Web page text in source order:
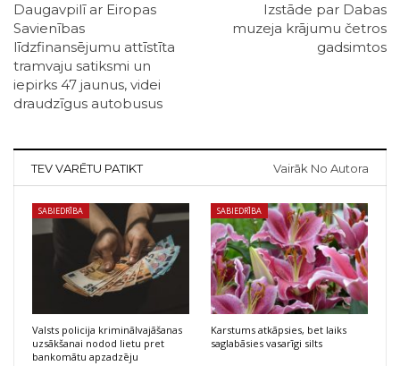
Daugavpilī ar Eiropas
Savienības
līdzfinansējumu attīstīta
tramvaju satiksmi un
iepirks 47 jaunus, videi
draudzīgus autobusus
Izstāde par Dabas
muzeja krājumu četros
gadsimtos
TEV VARĒTU PATIKT Vairāk No Autora
SABIEDRĪBA
Valsts policija kriminālvajāšanas
uzsākšanai nodod lietu pret
bankomātu apzadzēju
SABIEDRĪBA
Karstums atkāpsies, bet laiks
saglabāsies vasarīgi silts